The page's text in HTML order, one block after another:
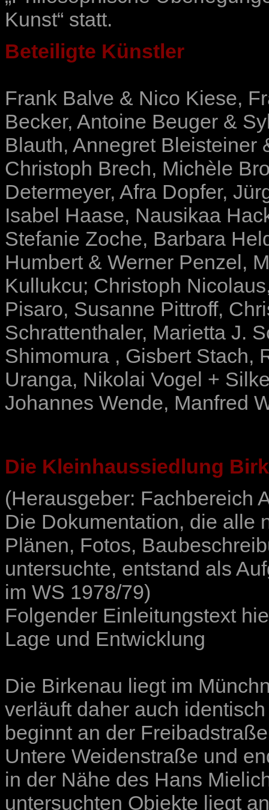
Kunst“ statt.
Beteiligte Künstler
Frank Balve & Nico Kiese,
Becker, Antoine Beuger &
Blauth, Annegret Bleisteiner
Christoph Brech, Michèle
Determeyer, Afra Dopfer,
Isabel Haase, Nausikaa
Stefanie Zoche, Barbara
Humbert & Werner Penzel ,
Kullukcu; Christoph Nicolaus
Pisaro, Susanne Pittroff,
Schrattenthaler, Marietta J.
Shimomura , Gisbert Stach,
Uranga, Nikolai Vogel +
Johannes Wende, Manfred
Die Kleinhaussiedlung
(Herausgeber: Fachbereich
Die Dokumentation, die alle
Plänen, Fotos,
untersuchte, entstand als
im WS 1978/79)
Folgender Einleitungstext
Lage und Entwicklung
Die Birkenau liegt im
verläuft daher auch
beginnt an der
Untere Weidenstraße und
in der Nähe des Hans
untersuchten Objekte liegt